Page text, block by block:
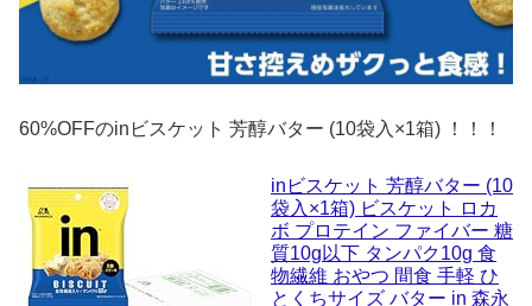
60%OFFのinビスケット 芳醇バター (10袋入×1箱) ！！！
inビスケット 芳醇バター (10
袋入×1箱) ビスケット ロカ
ボ プロテイン ファイバー 糖
質10g以下 タンパク10g 食
物繊維 おやつ 間食 手軽 ひ
とくちサイズ バター in 森永